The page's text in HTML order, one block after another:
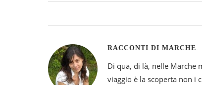
RACCONTI DI MARCHE
Di qua, di là, nelle Marche
viaggio è la scoperta non i